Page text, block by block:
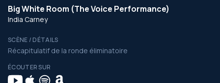
Big White Room (The Voice Performance)
India Carney
SCÈNE / DÉTAILS
Récapitulatif de la ronde éliminatoire
ÉCOUTER SUR